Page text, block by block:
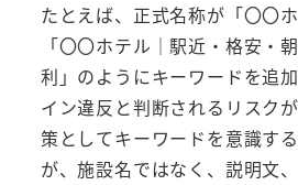
たとえば、正式名称が「〇〇
「〇〇ホテル｜駅近・格安・
利」のようにキーワードを追
イン違反と判断されるリスク
策としてキーワードを意識す
が、施設名ではなく、説明文